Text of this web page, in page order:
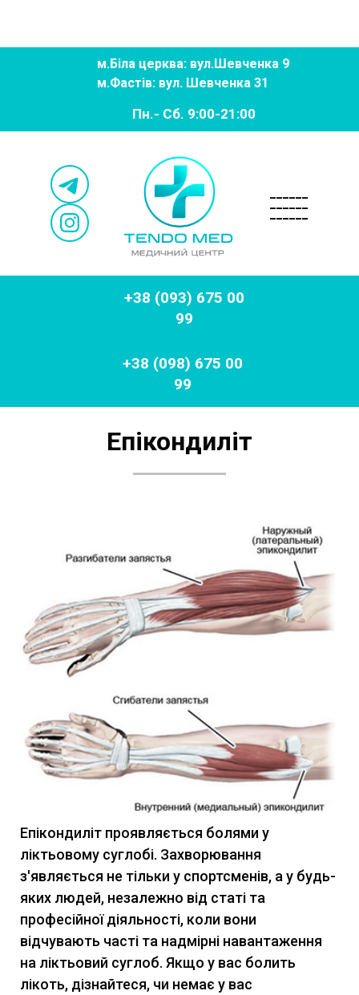
м.Біла церква: вул.Шевченка 9
м.Фастів: вул. Шевченка 31
Пн.- Сб. 9:00-21:00
______
______
+38 (093) 675 00
99
+38 (098) 675 00
99
Епікондиліт
Епікондиліт проявляється болями у
ліктьовому суглобі. Захворювання
з'являється не тільки у спортсменів, а у будь-
яких людей, незалежно від статі та
професійної діяльності, коли вони
відчувають часті та надмірні навантаження
на ліктьовий суглоб. Якщо у вас болить
лікоть, дізнайтеся, чи немає у вас